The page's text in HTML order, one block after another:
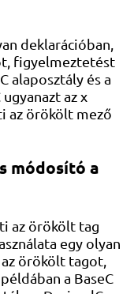
deklarációban,
figyelmeztetést
alaposztály és a
az x
az örökölt mező
módosító a
az örökölt tag
egy olyan
örökölt tagot,
a BaseC